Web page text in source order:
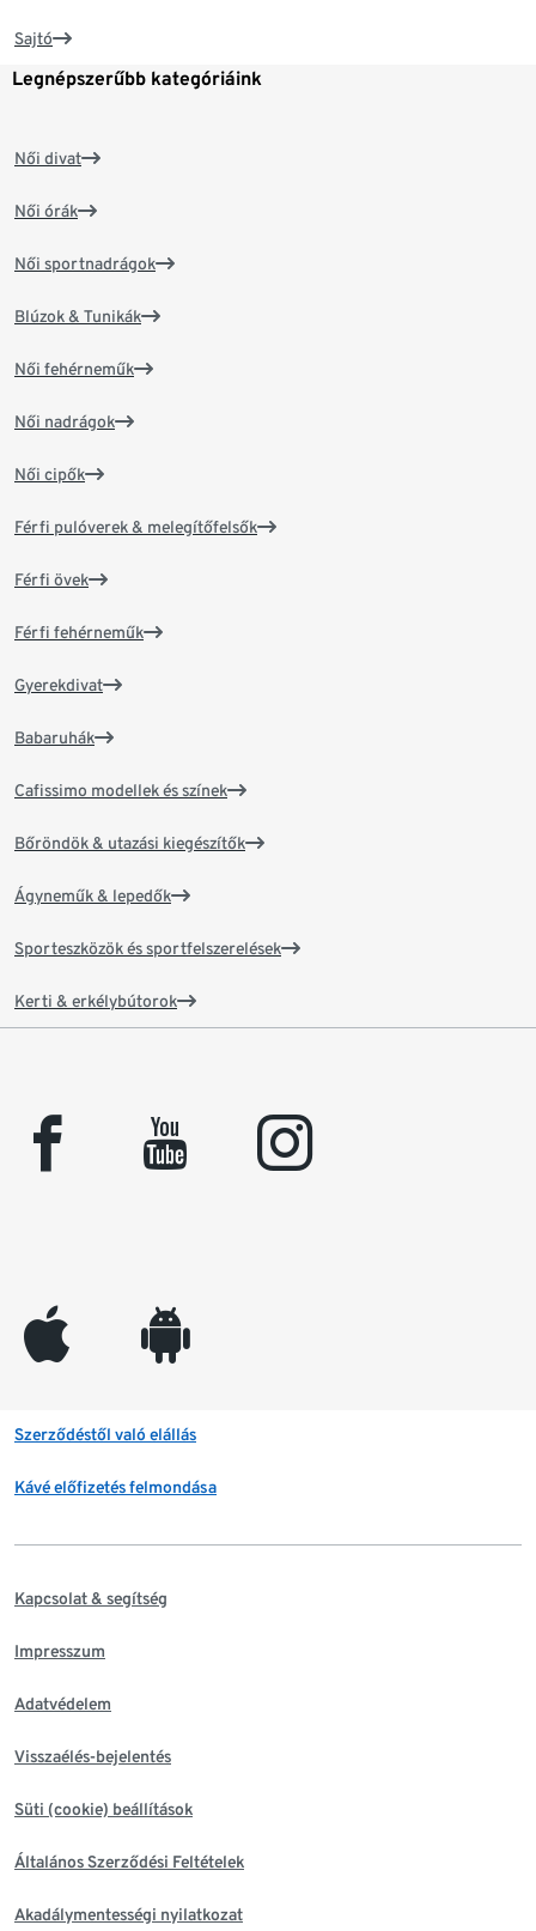
Sajtó
Legnépszerűbb kategóriáink
Női divat
Női órák
Női sportnadrágok
Blúzok & Tunikák
Női fehérneműk
Női nadrágok
Női cipők
Férfi pulóverek & melegítőfelsők
Férfi övek
Férfi fehérneműk
Gyerekdivat
Babaruhák
Cafissimo modellek és színek
Bőröndök & utazási kiegészítők
Ágyneműk & lepedők
Sporteszközök és sportfelszerelések
Kerti & erkélybútorok
facebook youtube instagram
appleinc android
Szerződéstől való elállás
Kávé előfizetés felmondása
Kapcsolat & segítség
Impresszum
Adatvédelem
Visszaélés-bejelentés
Süti (cookie) beállítások
Általános Szerződési Feltételek
Akadálymentességi nyilatkozat